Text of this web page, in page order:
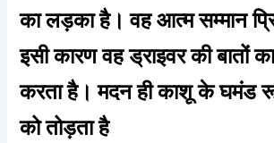
का लड़का है। वह आत्म सम्मान
इसी कारण वह ड्राइवर की बातों
करता है। मदन ही काशू के घमंड
को तोड़ता है